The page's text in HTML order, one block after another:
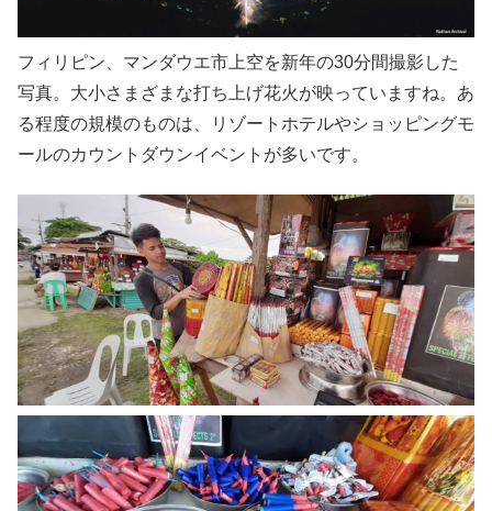
フィリピン、マンダウエ市上空を新年の30分間撮影した
写真。大小さまざまな打ち上げ花火が映っていますね。あ
る程度の規模のものは、リゾートホテルやショッピングモ
ールのカウントダウンイベントが多いです。